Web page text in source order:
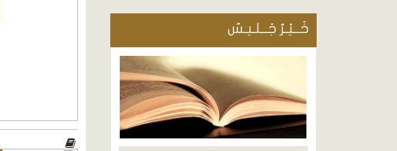
خَــيْـرُ جَــلـيـسٌ